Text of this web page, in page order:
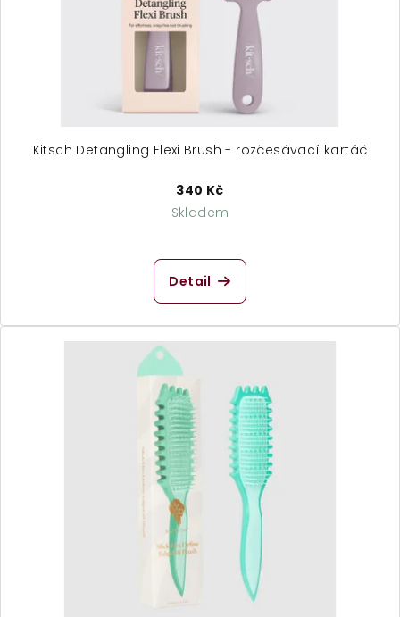
Kitsch Detangling Flexi Brush - rozčesávací kartáč
340 Kč
Skladem
Detail